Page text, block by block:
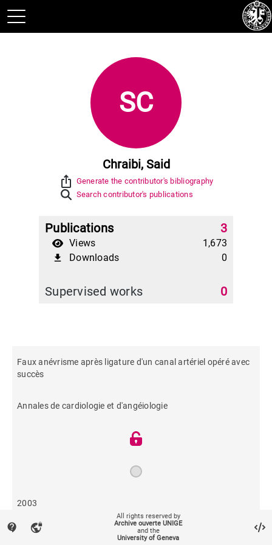
SC
Chraibi, Said
ios_share Generate the contributor's bibliography
Search contributor's publications
Publications 3
Views 1,673
file_download Downloads 0
Supervised works 0
Faux anévrisme après ligature d'un canal artériel opéré avec
succès
Annales de cardiologie et d'angéiologie
2003
582
contact_support vpn_lock
All rights reserved by
Archive ouverte UNIGE
and the
University of Geneva